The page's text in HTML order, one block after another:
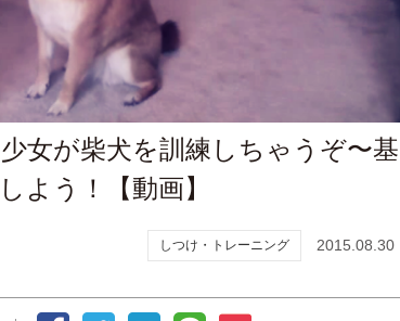
女が柴犬を訓練しちゃうぞ〜基
よう！【動画】
しつけ・トレーニング 2015.08.30